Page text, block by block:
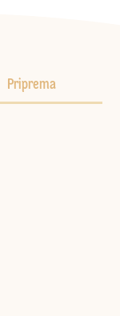
Priprema